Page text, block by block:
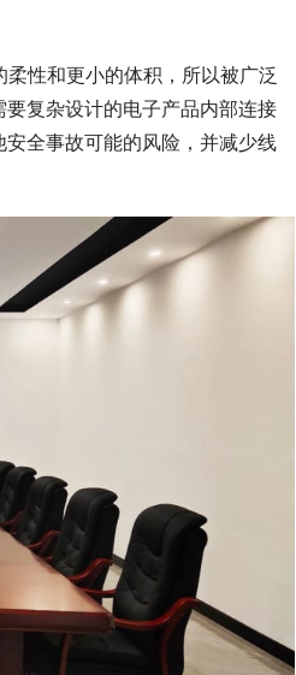
性和更小的体积，所以被广泛
复杂设计的电子产品内部连接
全事故可能的风险，并减少线